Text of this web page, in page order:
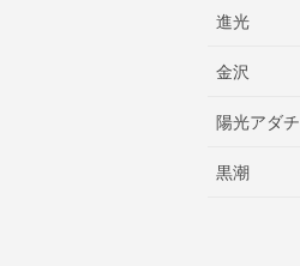
進光
金沢
陽光アダチ
黒潮